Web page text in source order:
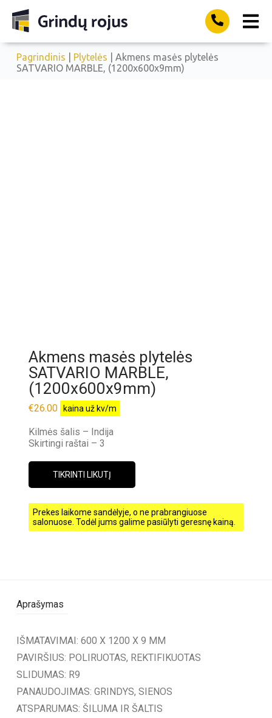
Pagrindinis Plytelės | Akmens masės plytelės
SATVARIO MARBLE, (1200x600x9mm)
Akmens masės plytelės
SATVARIO MARBLE,
(1200x600x9mm)
€26.00 kaina už kv/m
Kilmės šalis – Indija
Skirtingi raštai – 3
TIKRINTI LIKUTĮ
Prekes laikome sandėlyje, o ne prabrangiuose
salonuose. Todėl jums galime pasiūlyti geresnę kainą.
Aprašymas
IŠMATAVIMAI: 600 X 1200 X 9 MM
PAVIRŠIUS: POLIRUOTAS, REKTIFIKUOTAS
SLIDUMAS: R9
PANAUDOJIMAS: GRINDYS, SIENOS
ATSPARUMAS: ŠILUMA IR ŠALTIS